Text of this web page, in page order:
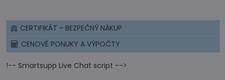
CERTIFIKÁT - BEZPEČNÝ NÁKUP
CENOVÉ PONUKY A VÝPOČTY
!-- Smartsupp Live Chat script -->